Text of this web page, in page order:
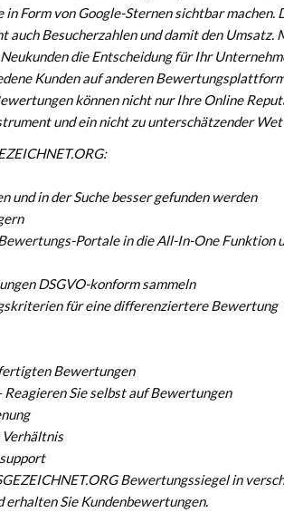
Form von Google-Sternen sichtbar
auch Besucherzahlen und damit den
die Entscheidung für Ihr
Kunden auf anderen
können nicht nur Ihre Online
und ein nicht zu unterschätzender
und in der Suche besser gefunden werden
Portale in die All-In-One Funktion
DSGVO-konform sammeln
für eine differenziertere Bewertung
Bewertungen
Sie selbst auf Bewertungen
Verhältnis
Bewertungssiegel in
erhalten Sie Kundenbewertungen.